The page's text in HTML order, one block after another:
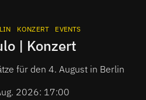
KONZERT EVENTS
| Konzert
für den 4. August in Berlin
2026: 17:00